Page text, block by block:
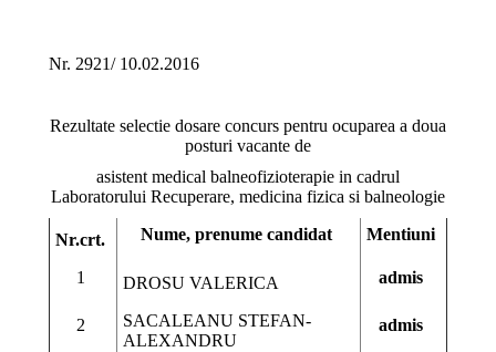
Nr. 2921/ 10.02.2016
Rezultate selectie dosare concurs pentru ocuparea a doua
posturi vacante de
asistent medical balneofizioterapie in cadrul
Laboratorului Recuperare, medicina fizica si balneologie
Nr.crt. Nume, prenume candidat Mentiuni
1 DROSU VALERICA admis
2
SACALEANU STEFAN-
ALEXANDRU
admis